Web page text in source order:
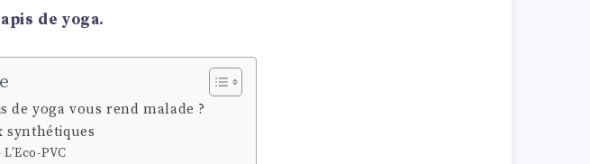
de yoga.
de yoga vous rend malade ?
synthétiques
L’Eco-PVC